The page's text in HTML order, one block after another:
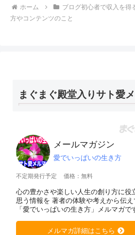
ホーム ブログ初心者で収入を得
方やコンテンツのこと
まぐまぐ殿堂入りサト愛
メールマガジン
愛でいっぱいの生き方
不定期発行予定 価格：無料
心の豊かさや楽しい人生の創り方に役
思う情報を 著者の体験や考えから伝え
「愛でいっぱいの生き方」メルマガで
メルマガ詳細はこちら